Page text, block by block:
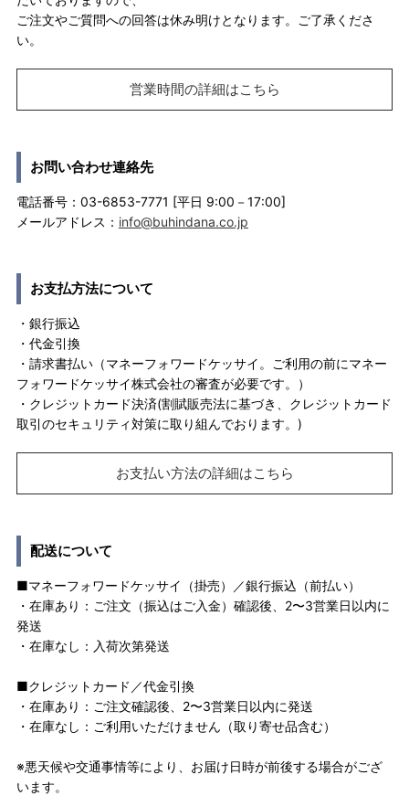
ご注文やご質問への回答は休み明けとなります。ご了承くださ
い。
営業時間の詳細はこちら
お問い合わせ連絡先
電話番号：03-6853-7771 [平日 9:00－17:00]
メールアドレス： info@buhindana.co.jp
お支払方法について
・銀行振込
・代金引換
・請求書払い（マネーフォワードケッサイ。ご利用の前にマネー
フォワードケッサイ株式会社の審査が必要です。）
・クレジットカード決済(割賦販売法に基づき、クレジットカード
取引のセキュリティ対策に取り組んでおります。)
お支払い方法の詳細はこちら
配送について
■マネーフォワードケッサイ（掛売）／銀行振込（前払い）
・在庫あり：ご注文（振込はご入金）確認後、2〜3営業日以内に
発送
・在庫なし：入荷次第発送
■クレジットカード／代金引換
・在庫あり：ご注文確認後、2〜3営業日以内に発送
・在庫なし：ご利用いただけません（取り寄せ品含む）
※悪天候や交通事情等により、お届け日時が前後する場合がござ
います。